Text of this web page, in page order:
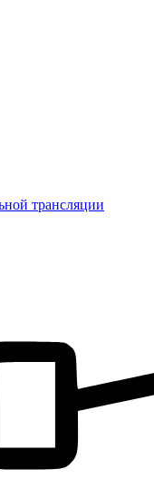
трансляции